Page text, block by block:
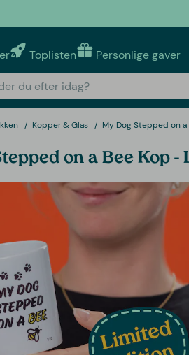
Toplisten Personlige gaver
Kopper & Glas My Dog Stepped on
on a Bee Kop